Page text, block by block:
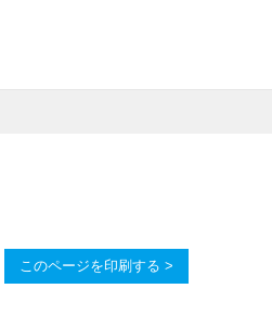
このページを印刷する >